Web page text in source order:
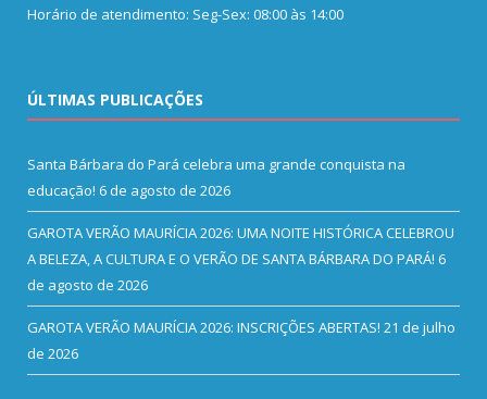
Horário de atendimento: Seg-Sex: 08:00 às 14:00
ÚLTIMAS PUBLICAÇÕES
Santa Bárbara do Pará celebra uma grande conquista na
educação! 6 de agosto de 2026
GAROTA VERÃO MAURÍCIA 2026: UMA NOITE HISTÓRICA CELEBROU
A BELEZA, A CULTURA E O VERÃO DE SANTA BÁRBARA DO PARÁ! 6
de agosto de 2026
GAROTA VERÃO MAURÍCIA 2026: INSCRIÇÕES ABERTAS! 21 de julho
de 2026